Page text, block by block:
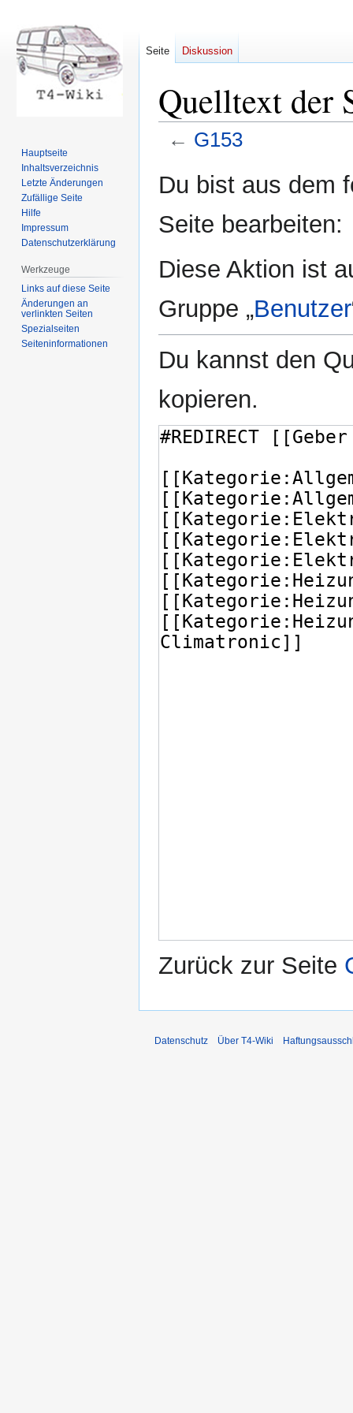
Quelltext der
← G153
Navigation
Suche
Du bist aus dem
Seite bearbeiten:
Diese Aktion ist
Gruppe „Benutzer
Du kannst den
kopieren.
Zurück zur Seite
Seite Diskussion
Hauptseite
Inhaltsverzeichnis
Letzte Änderungen
Zufällige Seite
Hilfe
Impressum
Datenschutzerklärung
Werkzeuge
Links auf diese Seite
Änderungen an
verlinkten Seiten
Spezialseiten
Seiten­informationen
Datenschutz Über T4-Wiki